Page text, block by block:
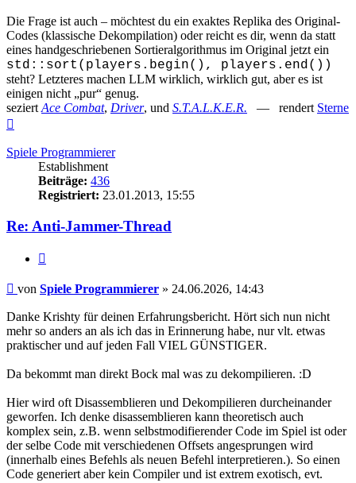
Die Frage ist auch – möchtest du ein exaktes Replika des Original-
Codes (klassische Dekompilation) oder reicht es dir, wenn da statt
eines handgeschriebenen Sortieralgorithmus im Original jetzt ein
std::sort(players.begin(), players.end())
steht? Letzteres machen LLM wirklich, wirklich gut, aber es ist
einigen nicht „pur“ genug.
seziert Ace Combat, Driver, und S.T.A.L.K.E.R. — rendert Sterne
Spiele Programmierer
Establishment
Beiträge: 436
Registriert: 23.01.2013, 15:55
Re: Anti-Jammer-Thread
Beitrag
von Spiele Programmierer » 24.06.2026, 14:43
Danke Krishty für deinen Erfahrungsbericht. Hört sich nun nicht
mehr so anders an als ich das in Erinnerung habe, nur vlt. etwas
praktischer und auf jeden Fall VIEL GÜNSTIGER.
Da bekommt man direkt Bock mal was zu dekompilieren. :D
Hier wird oft Disassemblieren und Dekompilieren durcheinander
geworfen. Ich denke disassemblieren kann theoretisch auch
komplex sein, z.B. wenn selbstmodifierender Code im Spiel ist oder
der selbe Code mit verschiedenen Offsets angesprungen wird
(innerhalb eines Befehls als neuen Befehl interpretieren.). So einen
Code generiert aber kein Compiler und ist extrem exotisch, evt.